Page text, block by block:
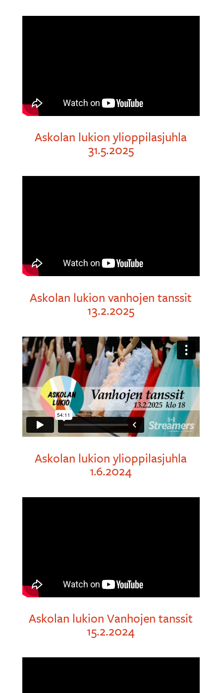
Askolan lukion ylioppilasjuhla
31.5.2025
Askolan lukion vanhojen tanssit
13.2.2025
Askolan lukion ylioppilasjuhla
1.6.2024
Askolan lukion Vanhojen tanssit
15.2.2024